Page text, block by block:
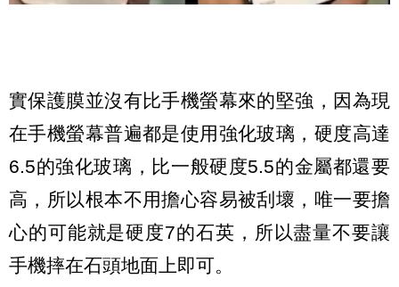
實保護膜並沒有比手機螢幕來的堅強，因為現
在手機螢幕普遍都是使用強化玻璃，硬度高達
6.5的強化玻璃，比一般硬度5.5的金屬都還要
高，所以根本不用擔心容易被刮壞，唯一要擔
心的可能就是硬度7的石英，所以盡量不要讓
手機摔在石頭地面上即可。